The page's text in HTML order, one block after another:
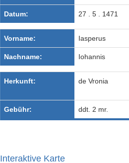
Datum: 27 . 5 . 1471
Vorname: Iasperus
Nachname: Iohannis
Herkunft: de Vronia
Gebühr: ddt. 2 mr.
Interaktive Karte